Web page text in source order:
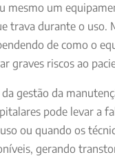
mesmo um
trava durante o uso.
de como o
graves riscos ao
gestão da
pode levar a
ou quando os
gerando